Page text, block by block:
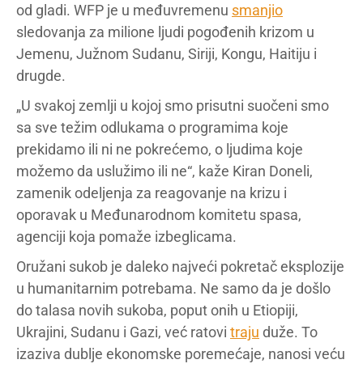
od gladi. WFP je u međuvremenu smanjio
sledovanja za milione ljudi pogođenih krizom u
Jemenu, Južnom Sudanu, Siriji, Kongu, Haitiju i
drugde.
„U svakoj zemlji u kojoj smo prisutni suočeni smo
sa sve težim odlukama o programima koje
prekidamo ili ni ne pokrećemo, o ljudima koje
možemo da uslužimo ili ne“, kaže Kiran Doneli,
zamenik odeljenja za reagovanje na krizu i
oporavak u Međunarodnom komitetu spasa,
agenciji koja pomaže izbeglicama.
Oružani sukob je daleko najveći pokretač eksplozije
u humanitarnim potrebama. Ne samo da je došlo
do talasa novih sukoba, poput onih u Etiopiji,
Ukrajini, Sudanu i Gazi, već ratovi traju duže. To
izaziva dublje ekonomske poremećaje, nanosi veću